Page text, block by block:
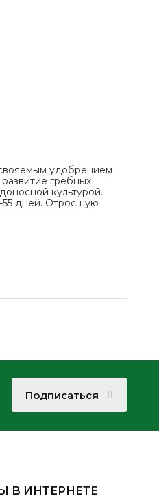
удобрением
гребных
культурой.
55 дней. Отросшую
Подписаться
В ИНТЕРНЕТЕ